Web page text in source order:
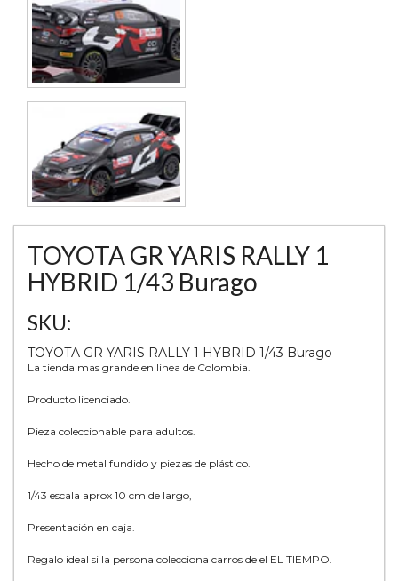
TOYOTA GR YARIS RALLY 1
HYBRID 1/43 Burago
SKU:
TOYOTA GR YARIS RALLY 1 HYBRID 1/43 Burago
La tienda mas grande en linea de Colombia.
Producto licenciado.
Pieza coleccionable para adultos.
Hecho de metal fundido y piezas de plástico.
1/43 escala aprox 10 cm de largo,
Presentación en caja.
Regalo ideal si la persona colecciona carros de el EL TIEMPO.